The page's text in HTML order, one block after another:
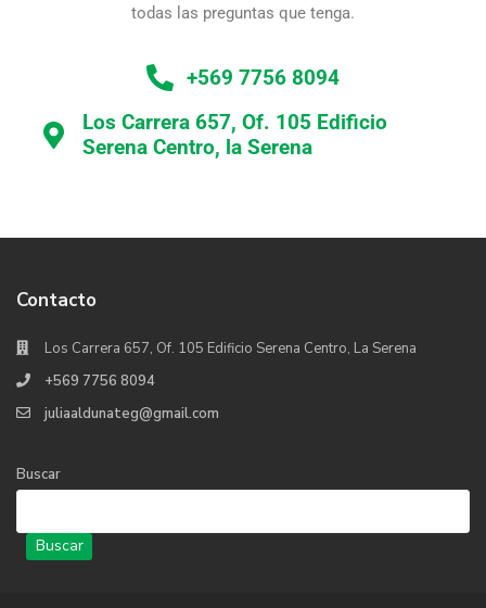
todas las preguntas que tenga.
+569 7756 8094
Los Carrera 657, Of. 105 Edificio
Serena Centro, la Serena
Contacto
Los Carrera 657, Of. 105 Edificio Serena Centro, La Serena
+569 7756 8094
juliaaldunateg@gmail.com
Buscar
Buscar